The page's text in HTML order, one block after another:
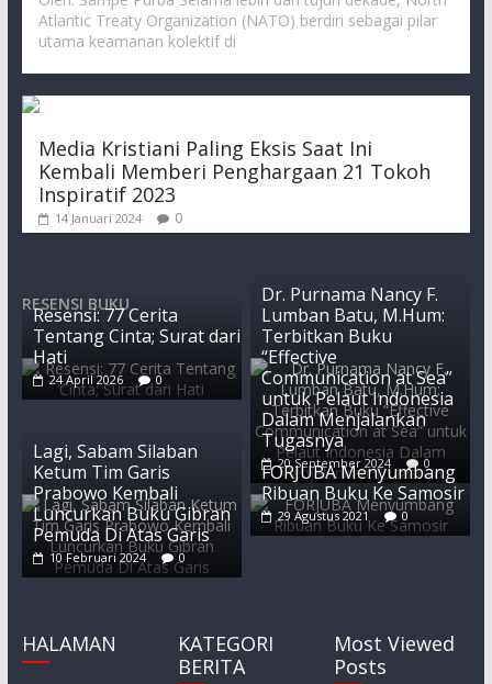
Atlantic Treaty Organization (NATO) berdiri sebagai pilar
utama keamanan kolektif di
Media Kristiani Paling Eksis Saat Ini
Kembali Memberi Penghargaan 21 Tokoh
Inspiratif 2023
14 Januari 2024 0
RESENSI BUKU
Resensi: 77 Cerita
Tentang Cinta; Surat dari
Hati
24 April 2026 0
Dr. Purnama Nancy F.
Lumban Batu, M.Hum:
Terbitkan Buku
“Effective
Communication at Sea”
untuk Pelaut Indonesia
Dalam Menjalankan
Tugasnya
20 September 2024 0
Lagi, Sabam Silaban
Ketum Tim Garis
Prabowo Kembali
Luncurkan Buku Gibran
Pemuda Di Atas Garis
10 Februari 2024 0
FORJUBA Menyumbang
Ribuan Buku Ke Samosir
29 Agustus 2021 0
HALAMAN
KATEGORI
BERITA
Most Viewed
Posts